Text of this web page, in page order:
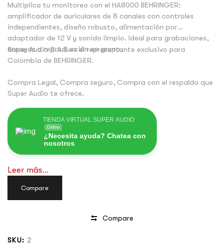
Multiplica tu monitoreo con el HA8000 BEHRINGER:
amplificador de auriculares de 8 canales con controles
independientes, diseño robusto, alimentación por
adaptador de 12 V y sonido limpio. Ideal para grabaciones,
ensayos o reproducción en grupo.
Super Audio S.A.S es el representante exclusivo para
Colombia de BEHRINGER.
Compra Legal, Compra seguro, Compra con el respaldo que
Super Audio te ofrece.
TIENDA VIRTUAL SUPER AUDIO
Online
¿Necesita ayuda? Chatea con
nosotros
Leer más...
Compare
Compare
SKU: 2